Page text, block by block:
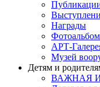
Награды
АРТ-
Музей
Детям и
ВАЖНАЯ